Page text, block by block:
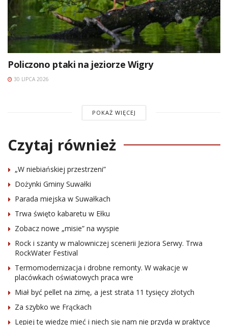
Policzono ptaki na jeziorze Wigry
30 LIPCA 2026
POKAŻ WIĘCEJ
Czytaj również
„W niebiańskiej przestrzeni”
Dożynki Gminy Suwałki
Parada miejska w Suwałkach
Trwa święto kabaretu w Ełku
Zobacz nowe „misie” na wyspie
Rock i szanty w malowniczej scenerii Jeziora Serwy. Trwa
RockWater Festival
Termomodernizacja i drobne remonty. W wakacje w
placówkach oświatowych praca wre
Miał być pellet na zimę, a jest strata 11 tysięcy złotych
Za szybko we Frąckach
Lepiej tę wiedzę mieć i niech się nam nie przyda w praktyce